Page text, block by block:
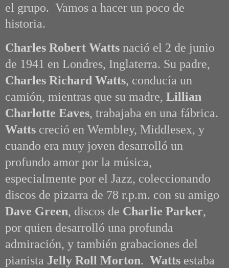
el grupo. Vamos a hacer un poco de
historia.
Charles Robert Watts nació el 2 de junio
de 1941 en Londres, Inglaterra. Su padre,
Charles Richard Watts, conducía un
camión, mientras que su madre, Lillian
Charlotte Eaves, trabajaba en una fábrica.
Watts creció en Wembley, Middlesex, y
cuando era muy joven desarrolló un
profundo amor por la música,
especialmente por el Jazz, coleccionando
discos de pizarra de 78 r.p.m. con su amigo
Dave Green, discos de Charlie Parker,
por quien desarrolló una profunda
admiración, y también grabaciones del
pianista Jelly Roll Morton. Watts estaba